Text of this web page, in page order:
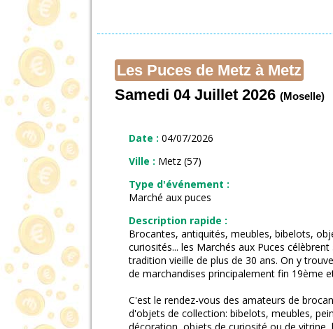
Les Puces de Metz à Metz
Samedi 04 Juillet 2026 (Moselle)
Date : 04/07/2026
Ville : Metz (57)
Type d'événement :
Marché aux puces
Description rapide :
Brocantes, antiquités, meubles, bibelots,
curiosités... les Marchés aux Puces
tradition vieille de plus de 30 ans. On y
de marchandises principalement fin 19ème
C'est le rendez-vous des amateurs de
d'objets de collection: bibelots, meubles,
décoration, objets de curiosité ou de vitrine,